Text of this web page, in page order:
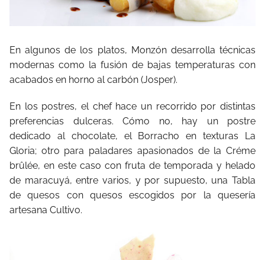
En algunos de los platos, Monzón desarrolla técnicas
modernas como la fusión de bajas temperaturas con
acabados en horno al carbón (Josper).
En los postres, el chef hace un recorrido por distintas
preferencias dulceras. Cómo no, hay un postre
dedicado al chocolate, el Borracho en texturas La
Gloria; otro para paladares apasionados de la Créme
brûlée, en este caso con fruta de temporada y helado
de maracuyá, entre varios, y por supuesto, una Tabla
de quesos con quesos escogidos por la quesería
artesana Cultivo.